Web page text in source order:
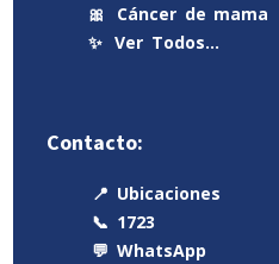
🎀
Cáncer de mama
✨ Ver Todos…
Contacto:
📍 Ubicaciones
📞 1723
💬 WhatsApp